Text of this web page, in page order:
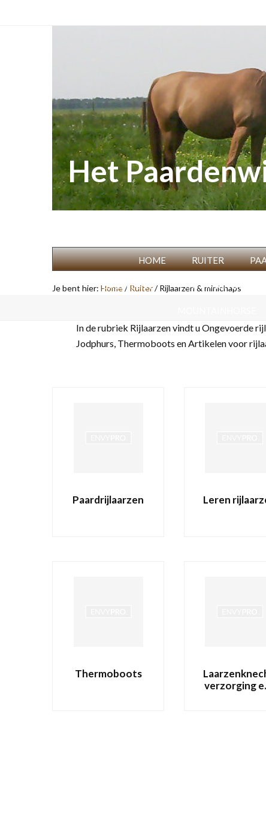
Het
HOME RUITER
EXCELLENT FORT KRUIWAGENS
HONDENMANDEN
Je bent hier: Home/ Ruiter/Rijlaarzen & minichaps
In de rubriek Rijlaarzen vindt u Ongevoerde
Jodphurs, Thermoboots en Artikelen voor
Paardrijlaarzen Leren
Thermoboots
verzorging